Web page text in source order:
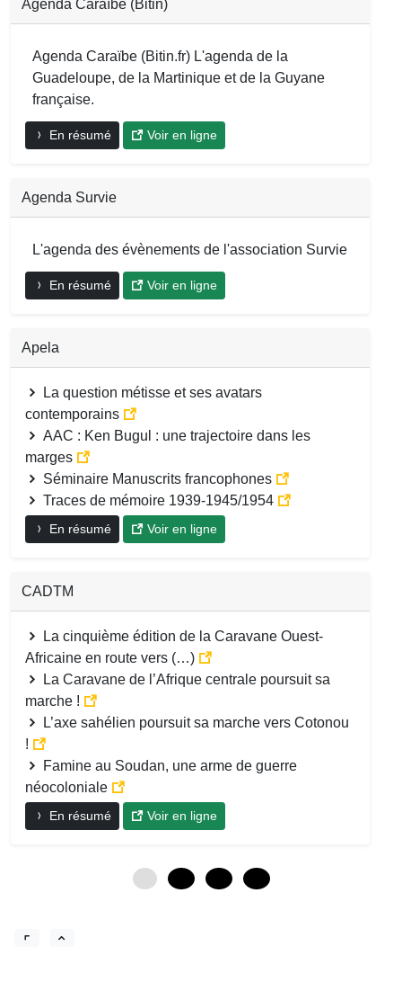
Agenda Caraïbe (Bitin)
Agenda Caraïbe (Bitin.fr) L'agenda de la
Guadeloupe, de la Martinique et de la Guyane
française.
En résumé Voir en ligne
Agenda Survie
L'agenda des évènements de l'association Survie
En résumé Voir en ligne
Apela
La question métisse et ses avatars
contemporains
AAC : Ken Bugul : une trajectoire dans les
marges
Séminaire Manuscrits francophones
Traces de mémoire 1939-1945/1954
En résumé Voir en ligne
CADTM
La cinquième édition de la Caravane Ouest-
Africaine en route vers (…)
La Caravane de l’Afrique centrale poursuit sa
marche !
L’axe sahélien poursuit sa marche vers Cotonou
!
Famine au Soudan, une arme de guerre
néocoloniale
En résumé Voir en ligne